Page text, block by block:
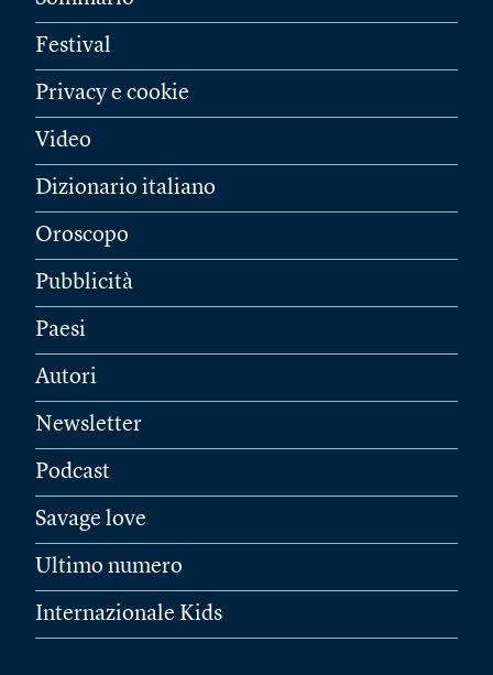
Festival
Privacy e cookie
Video
Dizionario italiano
Oroscopo
Pubblicità
Paesi
Autori
Newsletter
Podcast
Savage love
Ultimo numero
Internazionale Kids